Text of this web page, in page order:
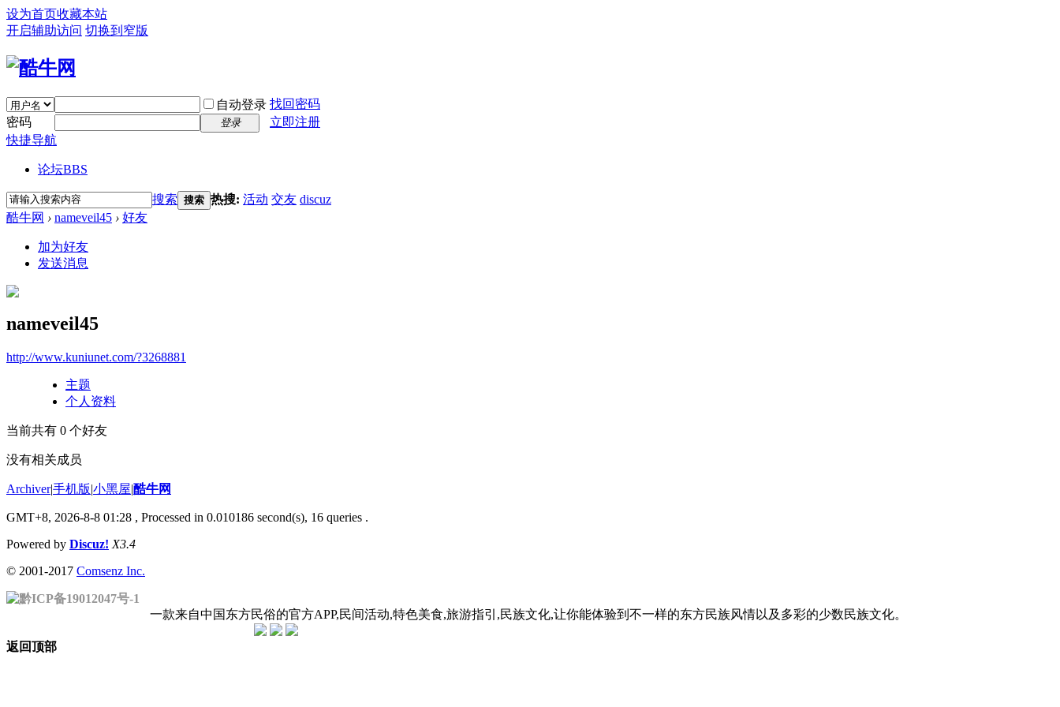
设为首页收藏本站
开启辅助访问 切换到窄版
自动登录 找回密码
密码
登录
立即注册
快捷导航
论坛BBS
搜索 搜索 热搜: 活动 交友 discuz
酷牛网 › nameveil45 › 好友
加为好友
发送消息
nameveil45
http://www.kuniunet.com/?3268881
主题
个人资料
当前共有 0 个好友
没有相关成员
Archiver|手机版|小黑屋|酷牛网
GMT+8, 2026-8-8 01:28 , Processed in 0.010186 second(s), 16 queries .
Powered by Discuz! X3.4
© 2001-2017 Comsenz Inc.
黔ICP备19012047号-1
一款来自中国东方民俗的官方APP,民间活动,特色美食,旅游指引,民族文化,让你能体验到不一样的东方民族风情以及多彩的少数民族文化。
返回顶部